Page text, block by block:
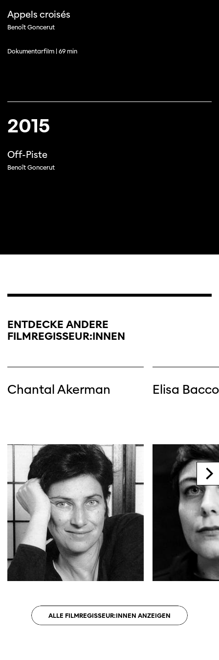
Diese Seite wird mit Internet Explorer
Appels croisés
Benoît Goncerut
Dokumentarfilm | 69 min
2015
Off-Piste
Benoît Goncerut
ENTDECKE ANDERE
FILMREGISSEUR:INNEN
ALLE FILMREGISSEUR:INNEN ANZEIGEN
Chantal Akerman Elisa